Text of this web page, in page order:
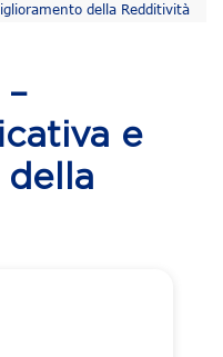
della Redditività
–
e
della